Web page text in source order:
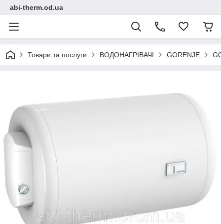
abi-therm.od.ua
Товари та послуги ВОДОНАГРІВАЧІ GORENJE